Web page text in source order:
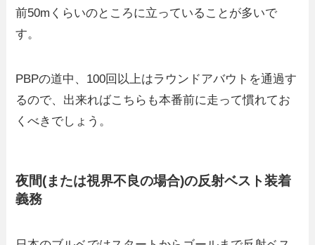
前50mくらいのところに立っていることが多いで
す。
PBPの道中、100回以上はラウンドアバウトを通過す
るので、出来ればこちらも本番前に走って慣れてお
くべきでしょう。
夜間(または視界不良の場合)の反射ベスト装着
義務